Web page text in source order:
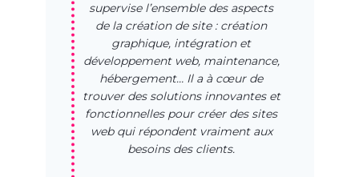
supervise l’ensemble des aspects
de la création de site : création
graphique, intégration et
développement web, maintenance,
hébergement… Il a à cœur de
trouver des solutions innovantes et
fonctionnelles pour créer des sites
web qui répondent vraiment aux
besoins des clients.